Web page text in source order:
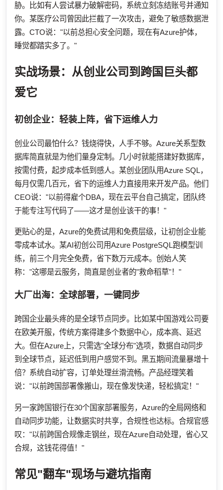
胁。比如有人尝试暴力破解密码，系统立刻冻结账号并通知
你。某医疗公司曾因此拦截了一次攻击，避免了敏感数据泄
露。CTO说："以前总担心安全问题，现在有Azure护体，
睡觉都踏实多了。"
实战场景：从创业公司到跨国巨头都
爱它
初创企业：轻装上阵，省下运维人力
创业公司最怕什么？钱烧得快，人手不够。Azure关系型数
据库简直就是为他们量身定制。几小时就能搭建好数据库，
按需付费，起步成本低到感人。某创业团队用Azure SQL，
每月仅需几百元，省下的运维人力直接用来开发产品。他们
CEO说："以前得雇个DBA，现在云平台自己搞定，团队终
于能专注写代码了——这才是创业该干的事！"
更贴心的是，Azure的免费试用和免费层级，让初创企业能
零成本试水。某AI初创公司用Azure PostgreSQL跑模型训
练，前三个月完全免费，省下数万元成本。创始人笑
称："这哪是云服务，简直是创业者的"救命稻草"！"
大厂出海：全球部署，一键同步
跨国企业最头疼的是全球节点同步。比如某中国游戏公司要
在欧美开服，传统方案得建多个数据中心，成本高、延迟
大。但在Azure上，只需选"全球分布"选项，数据自动同步
到全球节点，延迟低到用户感觉不到。黑五期间流量暴增十
倍？系统自动扩容，订单处理丝滑流畅。产品经理笑着
说："以前跨国部署像搬山，现在像发快递，轻松搞定！"
另一家跨国银行在30个国家部署服务，Azure的全局网络和
自动同步功能，让数据实时共享，合规性也达标。合规官感
叹："以前跨国合规像走钢丝，现在Azure自动处理，省心又
合规，这钱花得值！"
常见"翻车"现场与避坑指南